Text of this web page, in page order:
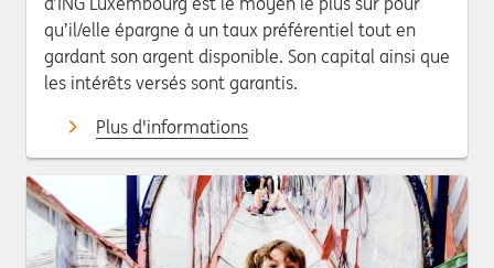
qu’il/elle épargne à un taux préférentiel tout en
gardant son argent disponible. Son capital ainsi que
les intérêts versés sont garantis.
Plus d'informations